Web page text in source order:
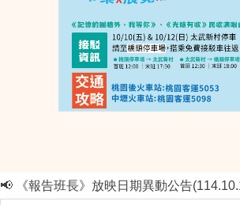
📢 《報告班長》放映日期異動公告